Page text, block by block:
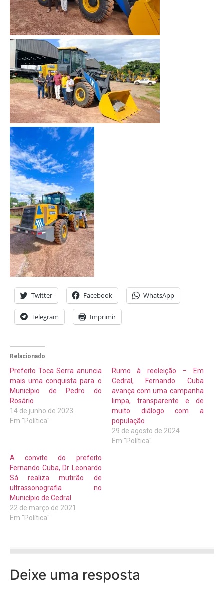
Twitter Facebook WhatsApp
Telegram Imprimir
Relacionado
Prefeito Toca Serra anuncia
mais uma conquista para o
Município de Pedro do
Rosário
14 de junho de 2023
Em "Política"
Rumo à reeleição – Em
Cedral, Fernando Cuba
avança com uma campanha
limpa, transparente e de
muito diálogo com a
população
29 de agosto de 2024
Em "Política"
A convite do prefeito
Fernando Cuba, Dr Leonardo
Sá realiza mutirão de
ultrassonografia no
Município de Cedral
22 de março de 2021
Em "Política"
Deixe uma resposta